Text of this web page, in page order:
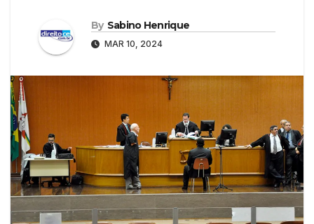
By Sabino Henrique
MAR 10, 2024